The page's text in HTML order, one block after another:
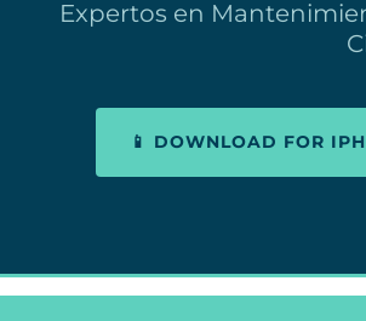
Expertos en
📱 DOWNLOAD FOR